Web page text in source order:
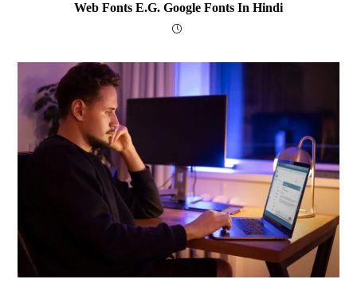
Web Fonts E.g. Google Fonts In Hindi